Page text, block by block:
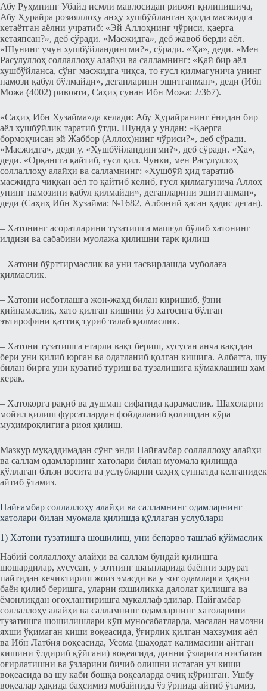
Абу Руҳмнинг Убайд исмли мавлосидан ривоят қилинишича,
Абу Ҳурайра розияллоҳу анҳу хушбўйланган ҳолда масжидга
кетаётган аёлни учратиб: «Эй Аллоҳнинг чўриси, қаерга
кетаяпсан?», деб сўради. «Масжидга», деб жавоб берди аёл.
«Шунинг учун хушбўйландингми?», сўради. «Ҳа», деди. «Мен
Расулуллоҳ соллаллоҳу алайҳи ва салламнинг: «Қай бир аёл
хушбўйланса, сўнг масжидга чиқса, то ғусл қилмагунича унинг
намози қабул бўлмайди», деганларини эшитганман», деди (Ибн
Можа (4002) ривояти, Саҳиҳ сунан Ибн Можа: 2/367).
«Саҳиҳ Ибн Хузайма»да келади: Абу Ҳурайранинг ёнидан бир
аёл хушбўйлик таратиб ўтди. Шунда у ундан: «Қаерга
бормоқчисан эй Жаббор (Аллоҳ)нинг чўриси?», деб сўради.
«Масжидга», деди у. «Хушбўйландингми?», деб сўради. «Ҳа»,
деди. «Орқангга қайтиб, ғусл қил. Чунки, мен Расулуллоҳ
соллаллоҳу алайҳи ва салламнинг: «Хушбўй ҳид таратиб
масжидга чиққан аёл то қайтиб келиб, ғусл қилмагунича Аллоҳ
унинг намозини қабул қилмайди», деганларини эшитганман»,
деди (Саҳиҳ Ибн Хузайма: №1682, Албоний ҳасан ҳадис деган).
– Хатонинг асоратларини тузатишга машғул бўлиб хатонинг
илдизи ва сабабини муолажа қилишни тарк қилиш
– Хатони бўрттирмаслик ва уни тасвирлашда муболаға
қилмаслик.
– Хатони исботлашга жон-жаҳд билан киришиб, ўзни
қийнамаслик, хато қилган кишини ўз хатосига бўлган
эътирофини қаттиқ туриб талаб қилмаслик.
– Хатони тузатишга етарли вақт бериш, хусусан анча вақтдан
бери уни қилиб юрган ва одатланиб қолган кишига. Албатта, шу
билан бирга уни кузатиб туриш ва тузалишига кўмаклашиш ҳам
керак.
– Хатокорга рақиб ва душман сифатида қарамаслик. Шахсларни
мойил қилиш фурсатлардан фойдаланиб қолишдан кўра
муҳимроқлигига риоя қилиш.
Мазкур муқаддимадан сўнг энди Пайғамбар соллаллоҳу алайҳи
ва саллам одамларнинг хатолари билан муомала қилишда
қўллаган баъзи восита ва услубларни саҳиҳ суннатда келганидек
айтиб ўтамиз.
Пайғамбар соллаллоҳу алайҳи ва салламнинг одамларнинг
хатолари билан муомала қилишда қўллаган услублари
1) Хатони тузатишга шошилиш, уни бепарво ташлаб қўймаслик
Набий соллаллоҳу алайҳи ва саллам бундай қилишга
шошардилар, хусусан, у зотнинг шаънларида баённи зарурат
пайтидан кечиктириш жоиз эмасди ва у зот одамларга ҳақни
баён қилиб беришга, уларни яхшиликка далолат қилишга ва
ёмонликдан огоҳлантиришга мукаллаф эдилар. Пайғамбар
соллаллоҳу алайҳи ва салламнинг одамларнинг хатоларини
тузатишга шошилишлари кўп муносабатларда, масалан намозни
яхши ўқимаган киши воқеасида, ўғирлик қилган махзумия аёл
ва Ибн Латбия воқеасида, Усома (шаҳодат калимасини айтган
кишини ўлдириб қўйгани) воқеасида, динни ўзларига нисбатан
оғирлатишни ва ўзларини бичиб олишни истаган уч киши
воқеасида ва шу каби бошқа воқеаларда очиқ кўринган. Ушбу
воқеалар ҳақида баҳсимиз мобайнида ўз ўрнида айтиб ўтамиз,